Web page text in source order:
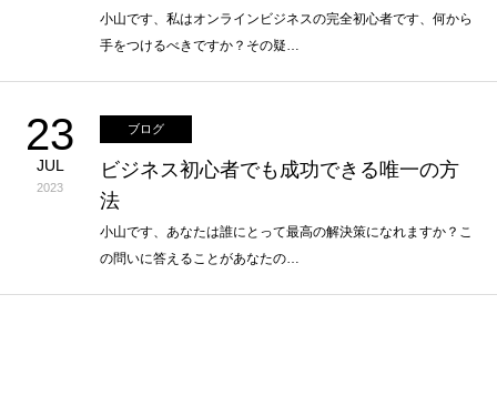
小山です、私はオンラインビジネスの完全初心者です、何から
手をつけるべきですか？その疑…
23
JUL
2023
ブログ
ビジネス初心者でも成功できる唯一の方
法
小山です、あなたは誰にとって最高の解決策になれますか？こ
の問いに答えることがあなたの…